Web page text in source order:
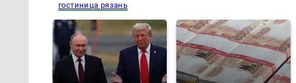
гостиница рязань